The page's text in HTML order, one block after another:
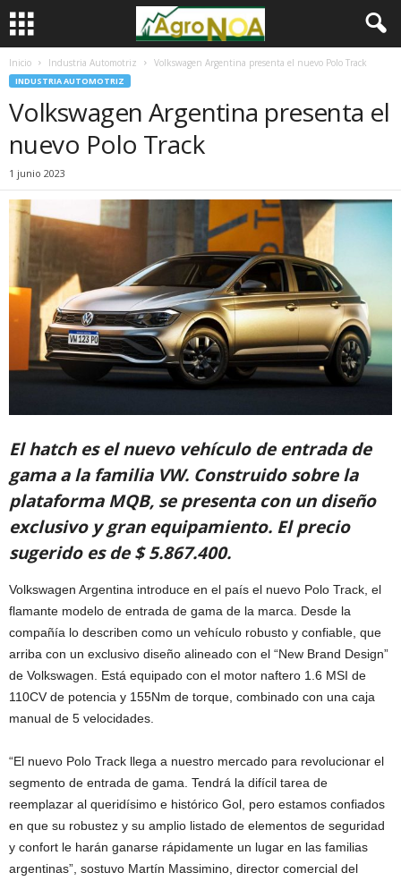
Inicio Industria Automotriz Volkswagen Argentina presenta el nuevo Polo Track
INDUSTRIA AUTOMOTRIZ
Volkswagen Argentina presenta el
nuevo Polo Track
1 junio 2023
El hatch es el nuevo vehículo de entrada de
gama a la familia VW. Construido sobre la
plataforma MQB, se presenta con un diseño
exclusivo y gran equipamiento. El precio
sugerido es de $ 5.867.400.
Volkswagen Argentina introduce en el país el nuevo Polo Track, el
flamante modelo de entrada de gama de la marca. Desde la
compañía lo describen como un vehículo robusto y confiable, que
arriba con un exclusivo diseño alineado con el “New Brand Design”
de Volkswagen. Está equipado con el motor naftero 1.6 MSI de
110CV de potencia y 155Nm de torque, combinado con una caja
manual de 5 velocidades.
“El nuevo Polo Track llega a nuestro mercado para revolucionar el
segmento de entrada de gama. Tendrá la difícil tarea de
reemplazar al queridísimo e histórico Gol, pero estamos confiados
en que su robustez y su amplio listado de elementos de seguridad
y confort le harán ganarse rápidamente un lugar en las familias
argentinas”, sostuvo Martín Massimino, director comercial del